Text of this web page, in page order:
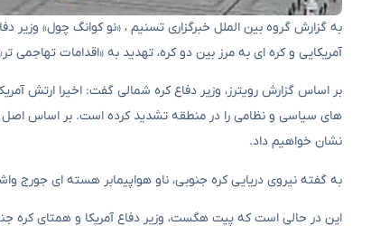
به گزارش گروه بین الملل خبرگزاری تسنیم ، «نو کوانگ چول»
آمریکایی و کره ای به مرز بین دو کره، تهدید به «اقدامات تهاجمی
بر اساس گزارش رویترز، وزیر دفاع کره شمالی گفت: اخیرا ارتش
های سیاسی و نظامی را در منطقه تشدید کرده است. بر اساس اصل
نشان خواهیم داد.
به گفته نیروی دریایی کره جنوبی، ناو هواپیمابر هسته ای جورج
این در حالی است که پیت هگست، وزیر دفاع آمریکا و همتای کره